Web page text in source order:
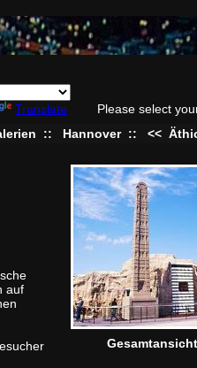
Translate
Please select
:: Hannover :: <<
auf
Gesamtansicht